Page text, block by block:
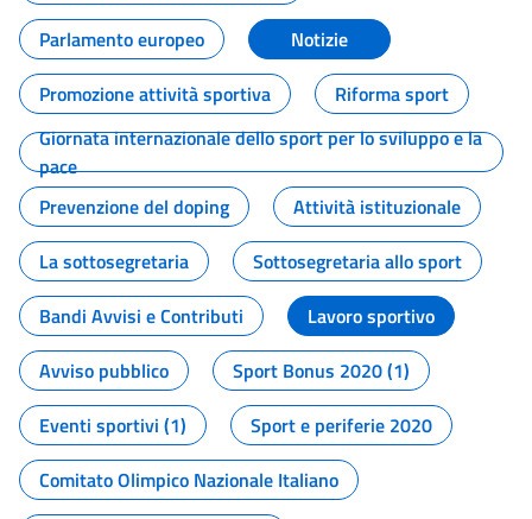
Parlamento europeo
Notizie
Promozione attività sportiva
Riforma sport
Giornata internazionale dello sport per lo sviluppo e la
pace
Prevenzione del doping
Attività istituzionale
La sottosegretaria
Sottosegretaria allo sport
Bandi Avvisi e Contributi
Lavoro sportivo
Avviso pubblico
Sport Bonus 2020 (1)
Eventi sportivi (1)
Sport e periferie 2020
Comitato Olimpico Nazionale Italiano